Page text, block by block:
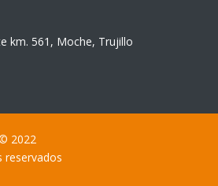
km. 561, Moche, Trujillo
2022
reservados